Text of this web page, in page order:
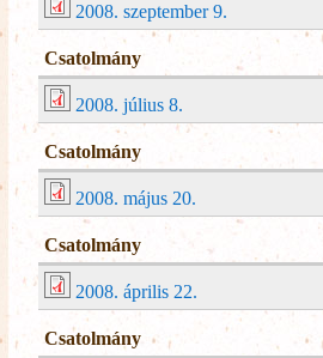
2008. szeptember 9.
Csatolmány
2008. július 8.
Csatolmány
2008. május 20.
Csatolmány
2008. április 22.
Csatolmány